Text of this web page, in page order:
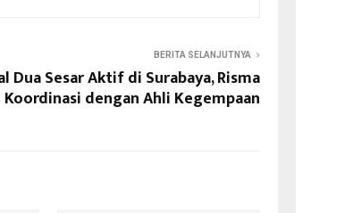
BERITA SELANJUTNYA
Dua Sesar Aktif di Surabaya, Risma
Koordinasi dengan Ahli Kegempaan